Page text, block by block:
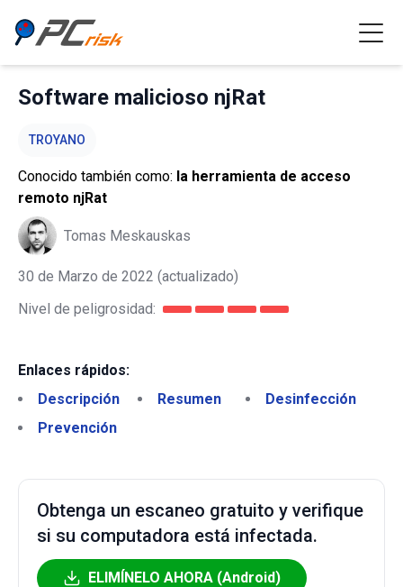
Software malicioso njRat
TROYANO
Conocido también como: la herramienta de acceso
remoto njRat
Tomas Meskauskas
30 de Marzo de 2022 (actualizado)
Nivel de peligrosidad:
Enlaces rápidos:
Descripción
Resumen
Desinfección
Prevención
Obtenga un escaneo gratuito y verifique
si su computadora está infectada.
ELIMÍNELO AHORA (Android)